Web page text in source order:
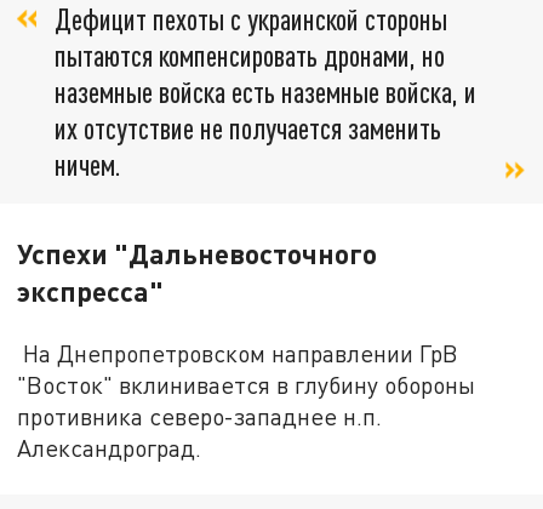
Дефицит пехоты с украинской стороны
пытаются компенсировать дронами, но
наземные войска есть наземные войска, и
их отсутствие не получается заменить
ничем.
Успехи "Дальневосточного
экспресса"
На Днепропетровском направлении ГрВ
"Восток" вклинивается в глубину обороны
противника северо-западнее н.п.
Александроград.